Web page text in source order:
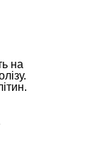
на